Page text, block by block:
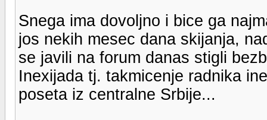
Snega ima dovoljno i bice ga
jos nekih mesec dana skijanja,
se javili na forum danas stigli
Inexijada tj. takmicenje radnika
poseta iz centralne Srbije...